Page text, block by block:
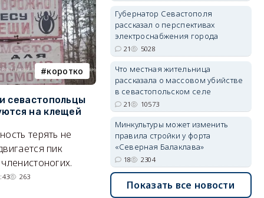
коротко
севастопольцы
на клещей
терять не
пик
263
Балаклава
В Севастополе утвердили
проект застройки центра
Балаклавы
Там появится туристический
квартал с отелями и
парковками.
05/08/2026 08:01 5554
Губернатор Севастополя
рассказал о перспективах
электроснабжения города
21 5028
Что местная жительница
рассказала о массовом убийстве
в севастопольском селе
21 10573
Минкультуры может изменить
правила стройки у форта
«Северная Балаклава»
18 2304
Показать все новости